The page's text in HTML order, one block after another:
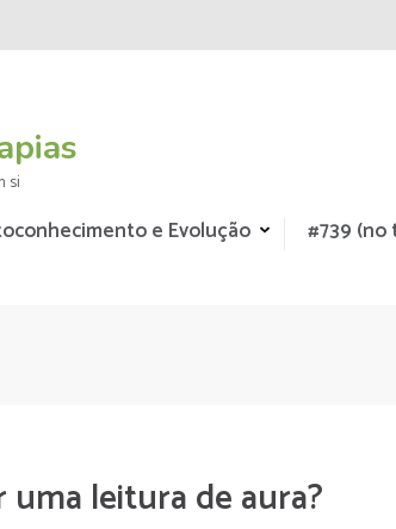
si
e Evolução #739 (no
uma leitura de aura?